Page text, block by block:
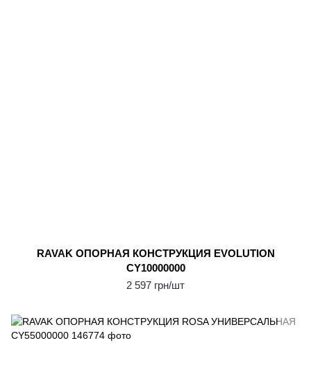
RAVAK ОПОPНАЯ КОНСТPУКЦИЯ EVOLUTION
CY10000000
2 597 грн/шт